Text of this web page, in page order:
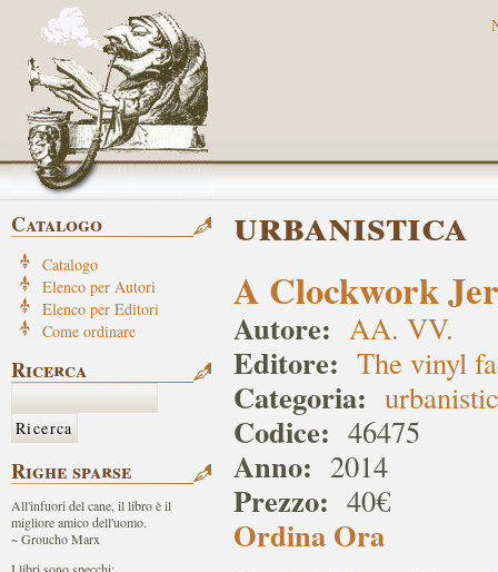
urbanistica
A Clockwork
Autore: AA. VV.
Editore: The vinyl
Categoria:
Codice: 46475
Anno: 2014
Prezzo: 40€
Ordina Ora
Catalogo
Catalogo
Elenco per Autori
Elenco per Editori
Come ordinare
Ricerca
Righe sparse
All'infuori del cane, il libro è il
migliore amico dell'uomo.
~ Groucho Marx